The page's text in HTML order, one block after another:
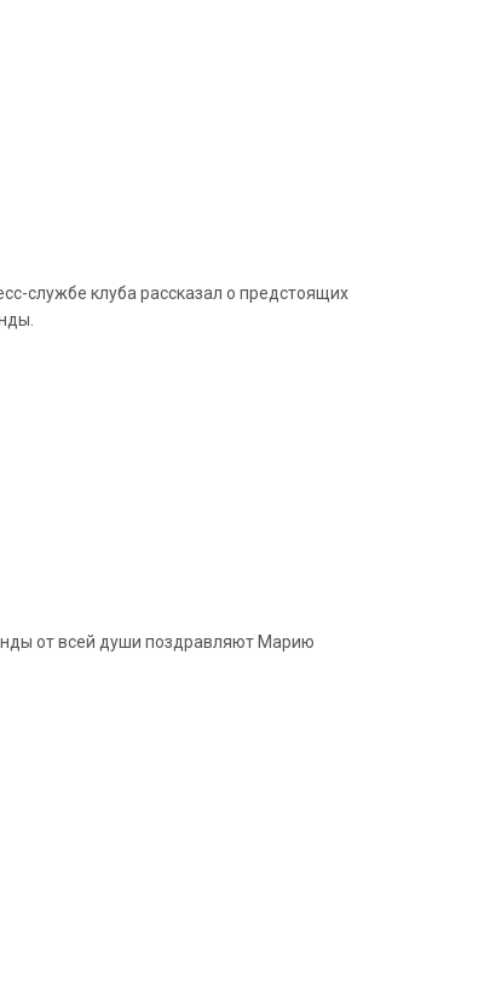
службе клуба рассказал о предстоящих
от всей души поздравляют Марию